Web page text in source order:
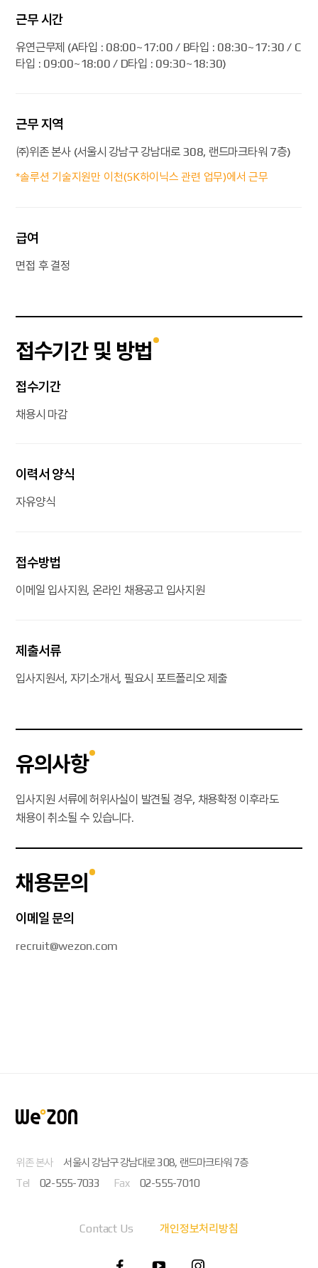
근무 시간
유연근무제 (A타입 : 08:00~17:00 / B타입 : 08:30~17:30 / C
타입 : 09:00~18:00 / D타입 : 09:30~18:30)
근무 지역
㈜위존 본사 (서울시 강남구 강남대로 308, 랜드마크타워 7층)
*솔루션 기술지원만 이천(SK하이닉스 관련 업무)에서 근무
급여
면접 후 결정
접수기간 및 방법
접수기간
채용시 마감
이력서 양식
자유양식
접수방법
이메일 입사지원, 온라인 채용공고 입사지원
제출서류
입사지원서, 자기소개서, 필요시 포트폴리오 제출
유의사항
입사지원 서류에 허위사실이 발견될 경우, 채용확정 이후라도
채용이 취소될 수 있습니다.
채용문의
이메일 문의
recruit@wezon.com
위존 본사
서울시 강남구 강남대로 308, 랜드마크타워 7층
Tel
02-555-7033 Fax 02-555-7010
Contact Us 개인정보처리방침